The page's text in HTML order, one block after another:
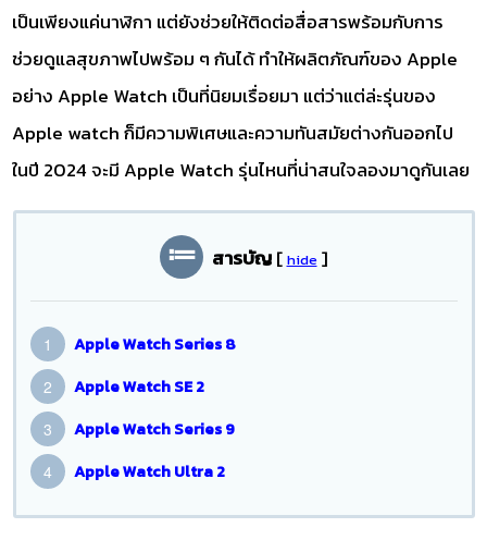
เป็นเพียงแค่นาฬิกา แต่ยังช่วยให้ติดต่อสื่อสารพร้อมกับการ
ช่วยดูแลสุขภาพไปพร้อม ๆ กันได้ ทำให้ผลิตภัณฑ์ของ Apple
อย่าง Apple Watch เป็นที่นิยมเรื่อยมา แต่ว่าแต่ล่ะรุ่นของ
Apple watch ก็มีความพิเศษและความทันสมัยต่างกันออกไป
ในปี 2024 จะมี Apple Watch รุ่นไหนที่น่าสนใจลองมาดูกันเลย
สารบัญ [ hide ]
Apple Watch Series 8
Apple Watch SE 2
Apple Watch Series 9
Apple Watch Ultra 2